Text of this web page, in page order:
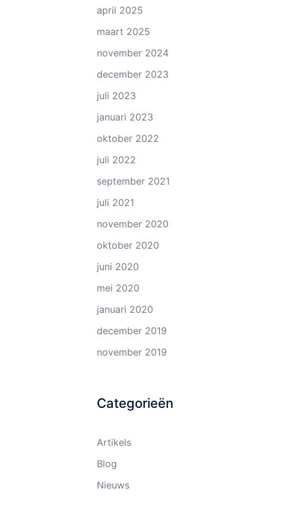
april 2025
maart 2025
november 2024
december 2023
juli 2023
januari 2023
oktober 2022
juli 2022
september 2021
juli 2021
november 2020
oktober 2020
juni 2020
mei 2020
januari 2020
december 2019
november 2019
Categorieën
Artikels
Blog
Nieuws